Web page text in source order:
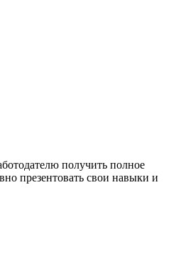
получить полное
презентовать свои навыки и